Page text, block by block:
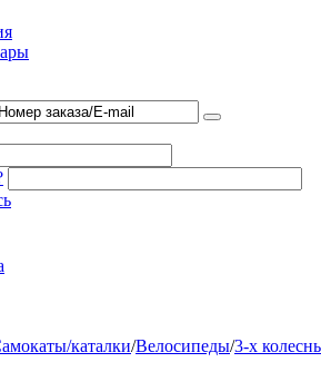
каталки/Велосипеды/3-х